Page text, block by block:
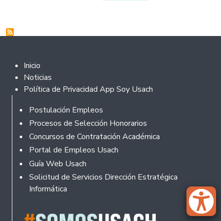
Footer 2
Inicio
Noticias
Política de Privacidad App Soy Usach
Footer
Postulación Empleos
Procesos de Selección Honorarios
Concursos de Contratación Académica
Portal de Empleos Usach
Guía Web Usach
Solicitud de Servicios Dirección Estratégica
Informática